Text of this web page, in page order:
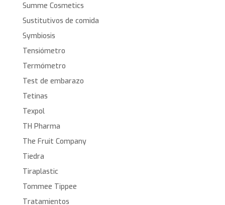
Summe Cosmetics
Sustitutivos de comida
Symbiosis
Tensiómetro
Termómetro
Test de embarazo
Tetinas
Texpol
TH Pharma
The Fruit Company
Tiedra
Tiraplastic
Tommee Tippee
Tratamientos